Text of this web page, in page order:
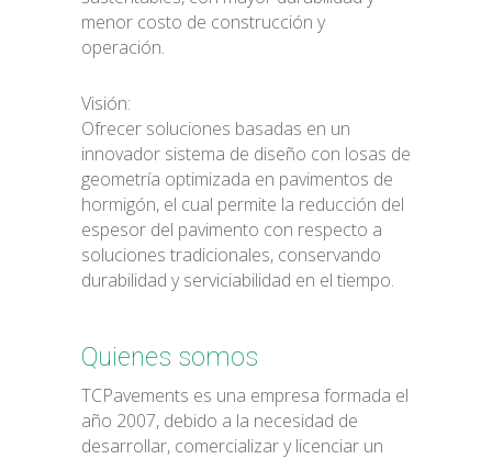
menor costo de construcción y
operación.
Visión:
Ofrecer soluciones basadas en un
innovador sistema de diseño con losas de
geometría optimizada en pavimentos de
hormigón, el cual permite la reducción del
espesor del pavimento con respecto a
soluciones tradicionales, conservando
durabilidad y serviciabilidad en el tiempo.
Quienes somos
TCPavements es una empresa formada el
año 2007, debido a la necesidad de
desarrollar, comercializar y licenciar un